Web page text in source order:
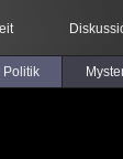
Politik